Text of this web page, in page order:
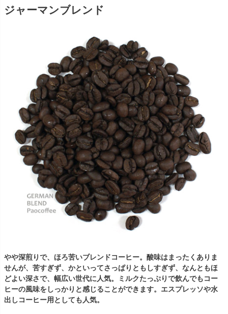
ジャーマンブレンド
やや深煎りで、ほろ苦いブレンドコーヒー。酸味はまったくありま
せんが、苦すぎず、かといってさっぱりともしすぎず、なんともほ
どよい深さで、幅広い世代に人気。ミルクたっぷりで飲んでもコー
ヒーの風味をしっかりと感じることができます。エスプレッソや水
出しコーヒー用としても人気。